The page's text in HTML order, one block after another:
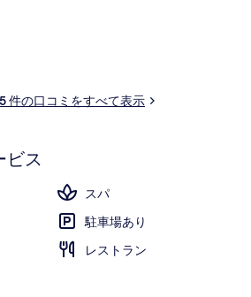
常駐)などの設備もあります。旅行者は親
評価しています。
件の口コミをすべて表示
ビス
スパ
駐車場あり
レストラン